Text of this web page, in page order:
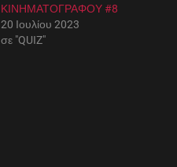
ΚΙΝΗΜΑΤΟΓΡΑΦΟΥ #8
20 Ιουλίου 2023
σε "QUIZ"